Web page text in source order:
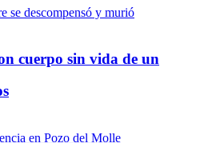
cuerpo sin vida de un